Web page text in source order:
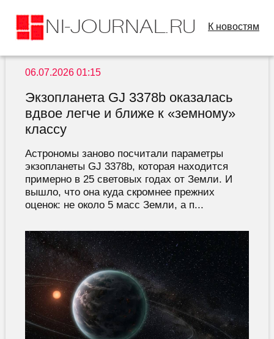
К новостям
06.07.2026 01:15
Экзопланета GJ 3378b оказалась
вдвое легче и ближе к «земному»
классу
Астрономы заново посчитали параметры
экзопланеты GJ 3378b, которая находится
примерно в 25 световых годах от Земли. И
вышло, что она куда скромнее прежних
оценок: не около 5 масс Земли, а п...